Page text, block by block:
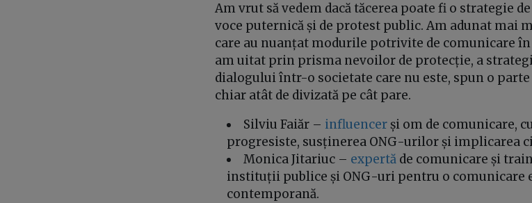
Am vrut să vedem dacă tăcerea poate fi o strategie
voce puternică și de protest public. Am adunat mai
care au nuanțat modurile potrivite de comunicare
am uitat prin prisma nevoilor de protecție, a
dialogului într-o societate care nu este, spun o
chiar atât de divizată pe cât pare.
Silviu Faiăr – influencerși om de comunicare,
progresiste, susținerea ONG-urilor și implicarea
Monica Jitariuc – expertă de comunicare și
instituții publice și ONG-uri pentru o comunicare
contemporană.